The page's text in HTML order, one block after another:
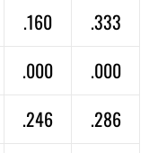
.160 .333
.000 .000
.246 .286